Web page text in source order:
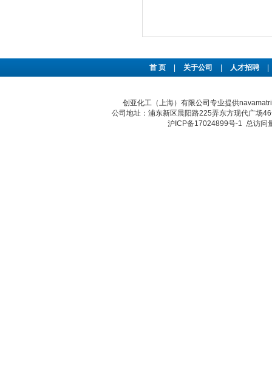
首 页 关于公司 人才招聘
创亚化工（上海）有限公司专业提供
公司地址：浦东新区晨阳路225弄东方现代广场
沪ICP备17024899号-1 总访问